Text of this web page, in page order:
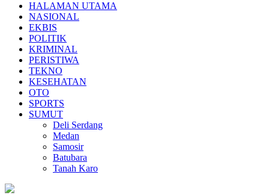
HALAMAN UTAMA
NASIONAL
EKBIS
POLITIK
KRIMINAL
PERISTIWA
TEKNO
KESEHATAN
OTO
SPORTS
SUMUT
Deli Serdang
Medan
Samosir
Batubara
Tanah Karo